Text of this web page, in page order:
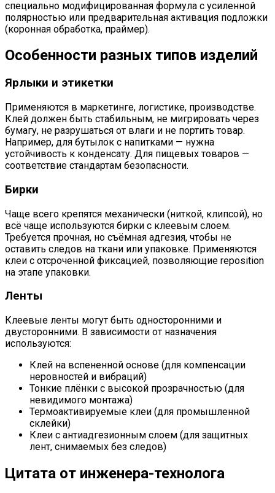
специально модифицированная формула с усиленной
полярностью или предварительная активация подложки
(коронная обработка, праймер).
Особенности разных типов изделий
Ярлыки и этикетки
Применяются в маркетинге, логистике, производстве.
Клей должен быть стабильным, не мигрировать через
бумагу, не разрушаться от влаги и не портить товар.
Например, для бутылок с напитками — нужна
устойчивость к конденсату. Для пищевых товаров —
соответствие стандартам безопасности.
Бирки
Чаще всего крепятся механически (ниткой, клипсой), но
всё чаще используются бирки с клеевым слоем.
Требуется прочная, но съёмная адгезия, чтобы не
оставить следов на ткани или упаковке. Применяются
клеи с отсроченной фиксацией, позволяющие reposition
на этапе упаковки.
Ленты
Клеевые ленты могут быть односторонними и
двусторонними. В зависимости от назначения
используются:
Клей на вспененной основе (для компенсации
неровностей и вибраций)
Тонкие плёнки с высокой прозрачностью (для
невидимого монтажа)
Термоактивируемые клеи (для промышленной
склейки)
Клеи с антиадгезионным слоем (для защитных
лент, снимаемых без следов)
Цитата от инженера-технолога